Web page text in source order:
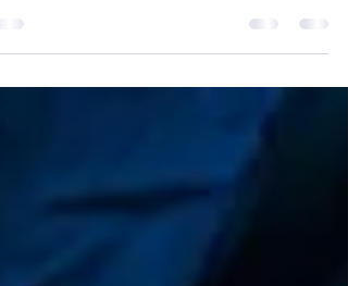
جراحة المنظار الصدري بمساعدة الفيديو هي إجراء
وعلاجها. وأثناء إجراء جراحة المنظار الصدري بمساع